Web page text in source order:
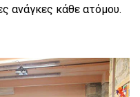
ανάγκες κάθε ατόμου.